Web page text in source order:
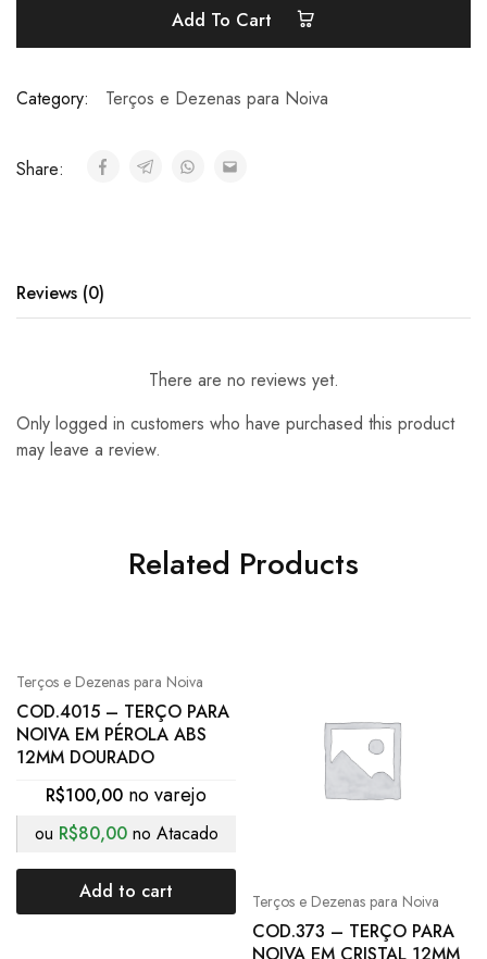
Add To Cart
Category: Terços e Dezenas para Noiva
Share:
Reviews (0)
There are no reviews yet.
Only logged in customers who have purchased this product
may leave a review.
Related Products
Terços e Dezenas para Noiva
COD.4015 – TERÇO PARA
NOIVA EM PÉROLA ABS
12MM DOURADO
R$100,00
ou R$80,00 no Atacado
Add to cart Terços e Dezenas para Noiva
COD.373 – TERÇO PARA
NOIVA EM CRISTAL 12MM